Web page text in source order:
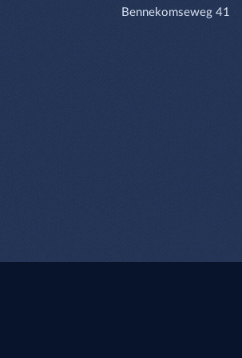
Bennekomseweg 41